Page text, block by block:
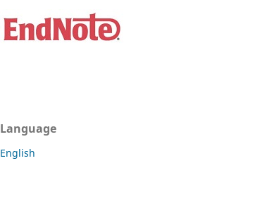
Language
English